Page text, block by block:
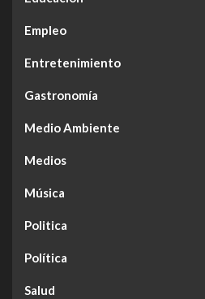
Empleo
Entretenimiento
Gastronomía
Medio Ambiente
Medios
Música
Politica
Política
Salud